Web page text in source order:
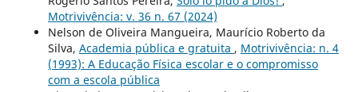
Motrivivência: v. 36 n. 67 (2024)
Nelson de Oliveira Mangueira, Maurício Roberto da
Silva, Academia pública e gratuita , Motrivivência: n. 4
(1993): A Educação Física escolar e o compromisso
com a escola pública